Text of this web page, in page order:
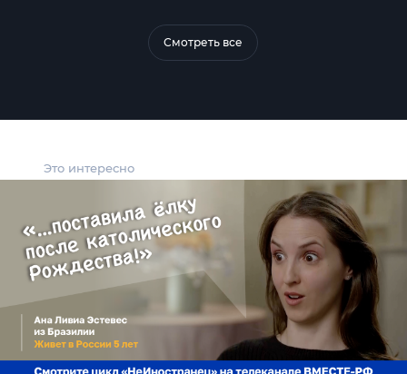
Это интересно
Смотреть все